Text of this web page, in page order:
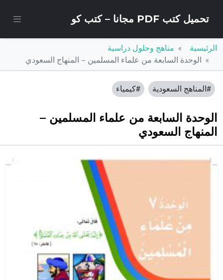
تحميل كتب PDF مجانا – كتب كو
الرئيسية
مناهج وحلول دراسية
الوحدة السابعة من علماء المسلمين – المنهاج السعودي
#المناهج السعودية #كيمياء
الوحدة السابعة من علماء المسلمين –
المنهاج السعودي